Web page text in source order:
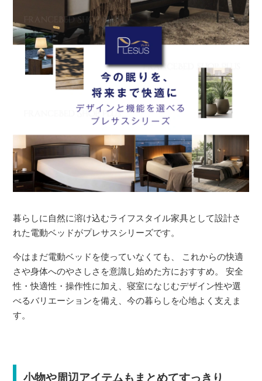
暮らしに自然に溶け込むライフスタイル家具として設計さ
れた電動ベッドがプレサスシリーズです。
今はまだ電動ベッドを使っていなくても、 これからの快適
さや身体へのやさしさを意識し始めた方におすすめ。 安全
性・快適性・操作性に加え、寝室になじむデザイン性や選
べるバリエーションを備え、今の暮らしを心地よく支えま
す。
小物や周辺アイテムもまとめてすっきり